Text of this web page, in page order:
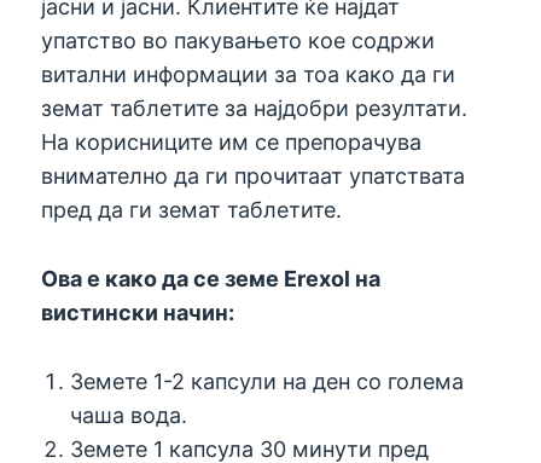
јасни и јасни. Клиентите ќе најдат
упатство во пакувањето кое содржи
витални информации за тоа како да ги
земат таблетите за најдобри резултати.
На корисниците им се препорачува
внимателно да ги прочитаат упатствата
пред да ги земат таблетите.
Ова е како да се земе Erexol на
вистински начин:
Земете 1-2 капсули на ден со голема
чаша вода.
Земете 1 капсула 30 минути пред